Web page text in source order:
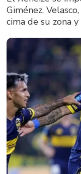
Giménez,
cima de su zona